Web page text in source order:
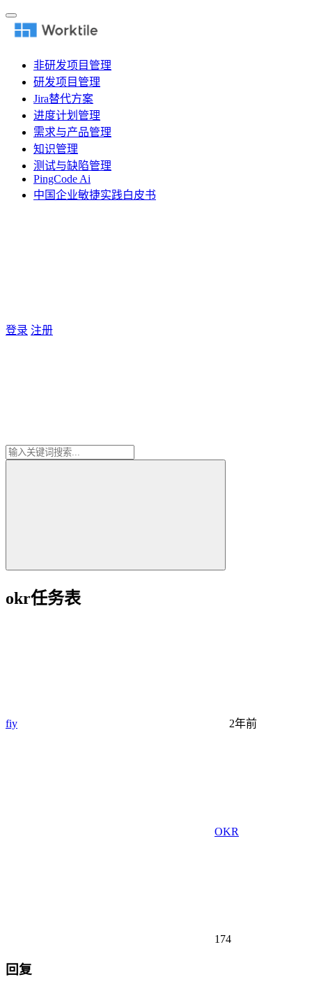
非研发项目管理
研发项目管理
Jira替代方案
进度计划管理
需求与产品管理
知识管理
测试与缺陷管理
PingCode Ai
中国企业敏捷实践白皮书
登录 注册
okr任务表
fiy 2年前
OKR
174
回复